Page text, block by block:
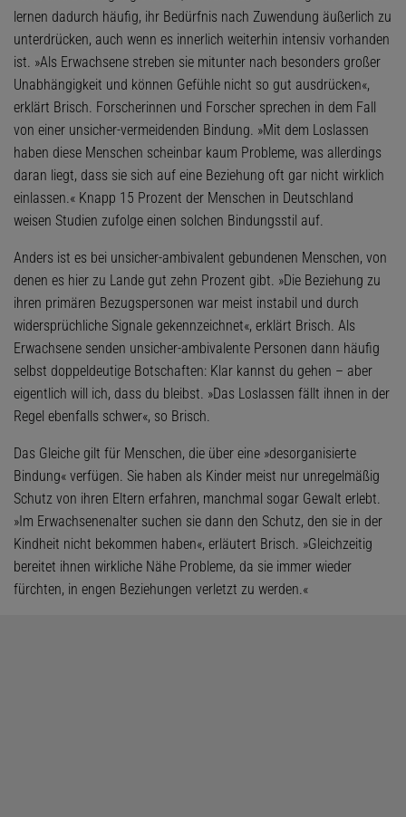
lernen dadurch häufig, ihr Bedürfnis nach Zuwendung äußerlich zu
unterdrücken, auch wenn es innerlich weiterhin intensiv vorhanden
ist. »Als Erwachsene streben sie mitunter nach besonders großer
Unabhängigkeit und können Gefühle nicht so gut ausdrücken«,
erklärt Brisch. Forscherinnen und Forscher sprechen in dem Fall
von einer unsicher-vermeidenden Bindung. »Mit dem Loslassen
haben diese Menschen scheinbar kaum Probleme, was allerdings
daran liegt, dass sie sich auf eine Beziehung oft gar nicht wirklich
einlassen.« Knapp 15 Prozent der Menschen in Deutschland
weisen Studien zufolge einen solchen Bindungsstil auf.
Anders ist es bei unsicher-ambivalent gebundenen Menschen, von
denen es hier zu Lande gut zehn Prozent gibt. »Die Beziehung zu
ihren primären Bezugspersonen war meist instabil und durch
widersprüchliche Signale gekennzeichnet«, erklärt Brisch. Als
Erwachsene senden unsicher-ambivalente Personen dann häufig
selbst doppeldeutige Botschaften: Klar kannst du gehen – aber
eigentlich will ich, dass du bleibst. »Das Loslassen fällt ihnen in der
Regel ebenfalls schwer«, so Brisch.
Das Gleiche gilt für Menschen, die über eine »desorganisierte
Bindung« verfügen. Sie haben als Kinder meist nur unregelmäßig
Schutz von ihren Eltern erfahren, manchmal sogar Gewalt erlebt.
»Im Erwachsenenalter suchen sie dann den Schutz, den sie in der
Kindheit nicht bekommen haben«, erläutert Brisch. »Gleichzeitig
bereitet ihnen wirkliche Nähe Probleme, da sie immer wieder
fürchten, in engen Beziehungen verletzt zu werden.«